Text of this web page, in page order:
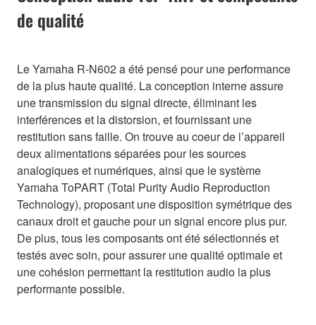
de qualité
Le Yamaha R-N602 a été pensé pour une performance
de la plus haute qualité. La conception interne assure
une transmission du signal directe, éliminant les
interférences et la distorsion, et fournissant une
restitution sans faille. On trouve au coeur de l’appareil
deux alimentations séparées pour les sources
analogiques et numériques, ainsi que le système
Yamaha ToPART (Total Purity Audio Reproduction
Technology), proposant une disposition symétrique des
canaux droit et gauche pour un signal encore plus pur.
De plus, tous les composants ont été sélectionnés et
testés avec soin, pour assurer une qualité optimale et
une cohésion permettant la restitution audio la plus
performante possible.